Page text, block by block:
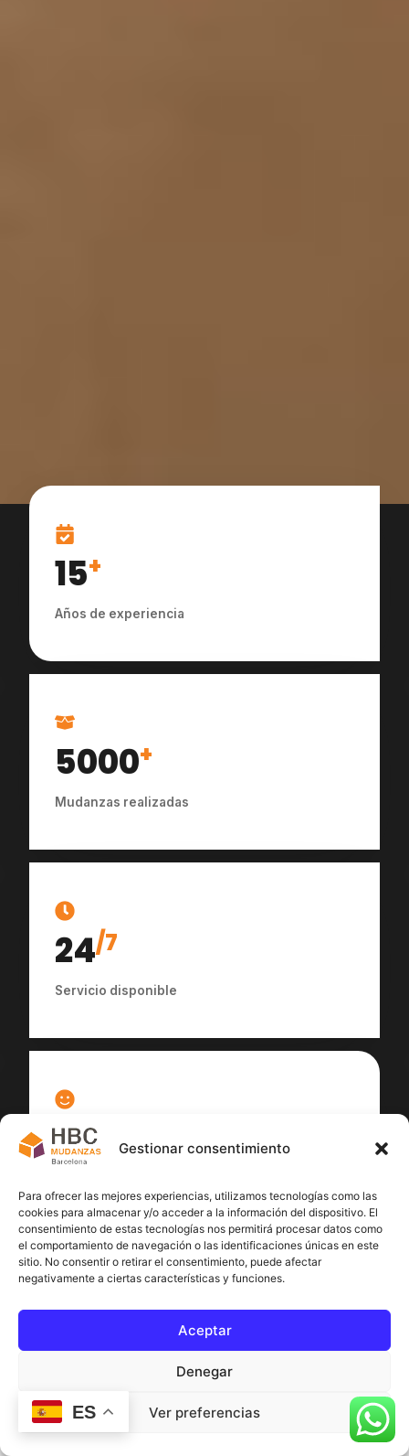
Gestionar consentimiento
Para ofrecer las mejores experiencias, utilizamos tecnologías como las
cookies para almacenar y/o acceder a la información del dispositivo. El
consentimiento de estas tecnologías nos permitirá procesar datos como
el comportamiento de navegación o las identificaciones únicas en este
sitio. No consentir o retirar el consentimiento, puede afectar
negativamente a ciertas características y funciones.
Aceptar
Denegar
Ver preferencias
15+
Años de experiencia
5000+
Mudanzas realizadas
24/7
Servicio disponible
100
ES